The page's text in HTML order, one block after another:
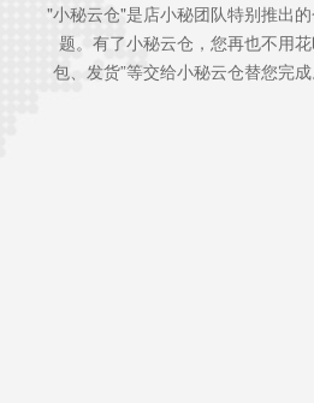
"小秘云仓"是店小秘团队特别推出
题。有了小秘云仓，您再也不用
包、发货”等交给小秘云仓替您完